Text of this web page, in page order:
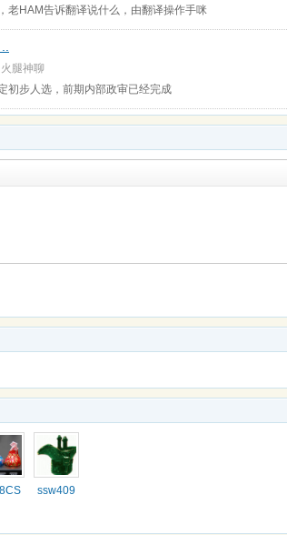
老HAM告诉翻译说什么，由翻译操作手咪
火腿神聊
初步人选，前期内部政审已经完成
ssw409